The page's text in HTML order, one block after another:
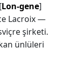
Lon-gene]
Lacroix —
şirketi.
ünlüleri